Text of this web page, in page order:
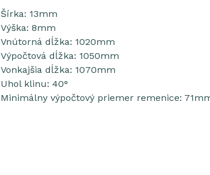
Šírka: 13mm
Výška: 8mm
Vnútorná dĺžka: 1020mm
Výpočtová dĺžka: 1050mm
Vonkajšia dĺžka: 1070mm
Uhol klinu: 40°
Minimálny výpočtový priemer remenice: